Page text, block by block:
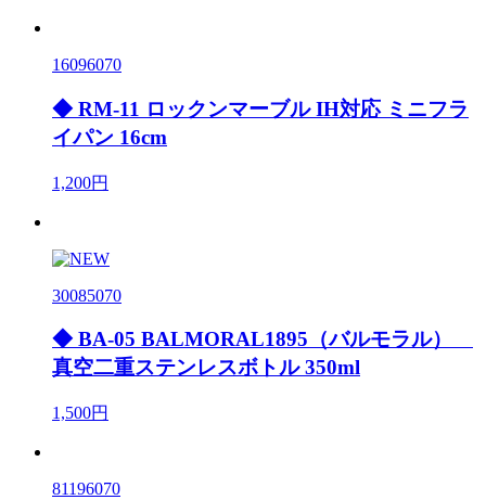
16096070
◆ RM-11 ロックンマーブル IH対応 ミニフラ
イパン 16cm
1,200円
30085070
◆ BA-05 BALMORAL1895（バルモラル）
真空二重ステンレスボトル 350ml
1,500円
81196070